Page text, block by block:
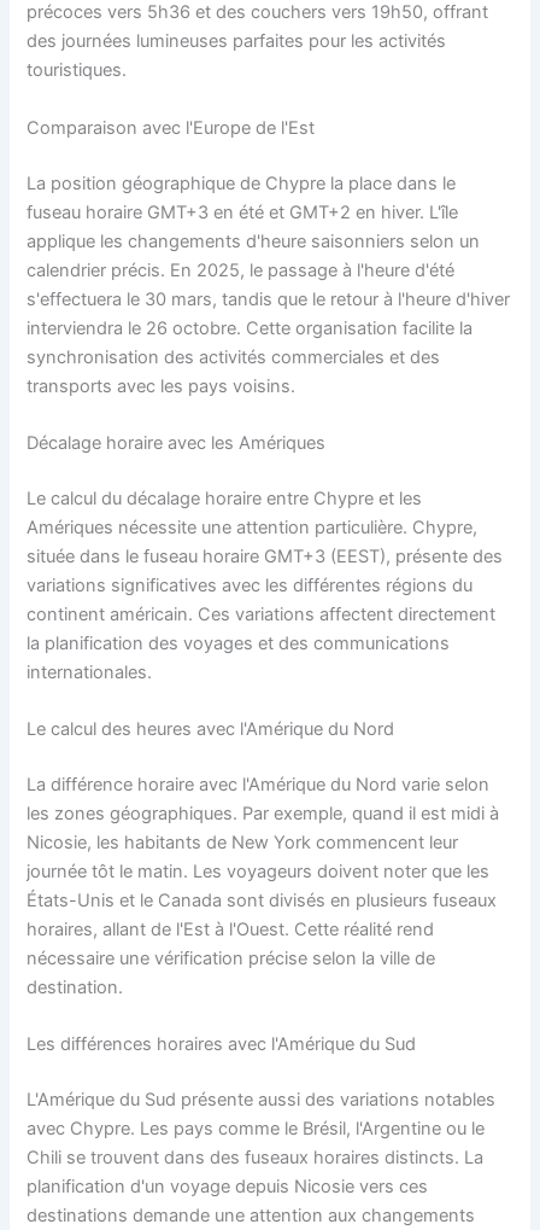
précoces vers 5h36 et des couchers vers 19h50, offrant
des journées lumineuses parfaites pour les activités
touristiques.
Comparaison avec l'Europe de l'Est
La position géographique de Chypre la place dans le
fuseau horaire GMT+3 en été et GMT+2 en hiver. L'île
applique les changements d'heure saisonniers selon un
calendrier précis. En 2025, le passage à l'heure d'été
s'effectuera le 30 mars, tandis que le retour à l'heure d'hiver
interviendra le 26 octobre. Cette organisation facilite la
synchronisation des activités commerciales et des
transports avec les pays voisins.
Décalage horaire avec les Amériques
Le calcul du décalage horaire entre Chypre et les
Amériques nécessite une attention particulière. Chypre,
située dans le fuseau horaire GMT+3 (EEST), présente des
variations significatives avec les différentes régions du
continent américain. Ces variations affectent directement
la planification des voyages et des communications
internationales.
Le calcul des heures avec l'Amérique du Nord
La différence horaire avec l'Amérique du Nord varie selon
les zones géographiques. Par exemple, quand il est midi à
Nicosie, les habitants de New York commencent leur
journée tôt le matin. Les voyageurs doivent noter que les
États-Unis et le Canada sont divisés en plusieurs fuseaux
horaires, allant de l'Est à l'Ouest. Cette réalité rend
nécessaire une vérification précise selon la ville de
destination.
Les différences horaires avec l'Amérique du Sud
L'Amérique du Sud présente aussi des variations notables
avec Chypre. Les pays comme le Brésil, l'Argentine ou le
Chili se trouvent dans des fuseaux horaires distincts. La
planification d'un voyage depuis Nicosie vers ces
destinations demande une attention aux changements